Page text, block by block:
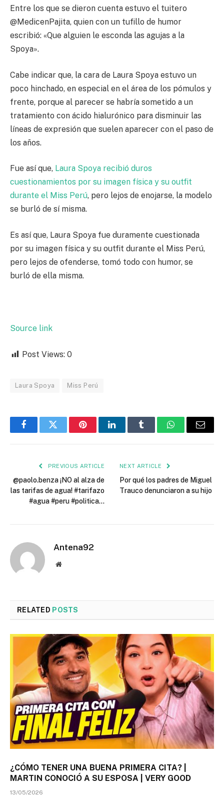
Entre los que se dieron cuenta estuvo el tuitero
@MedicenPajita, quien con un tufillo de humor
escribió: «Que alguien le esconda las agujas a la
Spoya».
Cabe indicar que, la cara de Laura Spoya estuvo un
poco hinchado, en especial en el área de los pómulos y
frente, porque al parecer se habría sometido a un
tratamiento con ácido hialurónico para disminuir las
líneas de expresión que suelen aparecer con el paso de
los años.
Fue así que, Laura Spoya recibió duros
cuestionamientos por su imagen física y su outfit
durante el Miss Perú, pero lejos de enojarse, la modelo
se burló de sí misma.
Es así que, Laura Spoya fue duramente cuestionada
por su imagen física y su outfit durante el Miss Perú,
pero lejos de ofenderse, tomó todo con humor, se
burló de ella misma.
Source link
Post Views: 0
Laura Spoya Miss Perú
FacebookTwitter PinterestLinkedInTumblr WhatsAppEmail
PREVIOUS ARTICLE
@paolo.benza ¡NO al alza de
las tarifas de agua! #tarifazo
#agua #peru #politica…
NEXT ARTICLE
Por qué los padres de Miguel
Trauco denunciaron a su hijo
Antena92
Website
RELATED POSTS
¿CÓMO TENER UNA BUENA PRIMERA CITA? |
MARTIN CONOCIÓ A SU ESPOSA | VERY GOOD
13/05/2026